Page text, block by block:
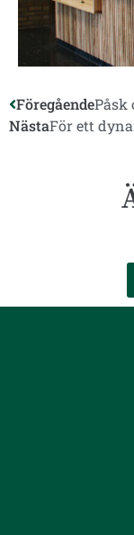
FöregåendePåsk
NästaFör ett